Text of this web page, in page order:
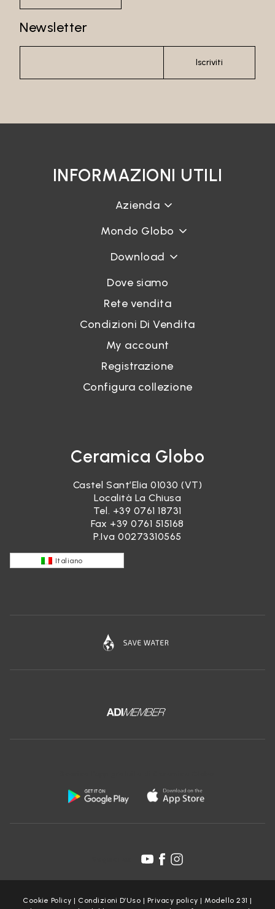
Newsletter
Iscriviti
INFORMAZIONI UTILI
Azienda
Mondo Globo
Download
Dove siamo
Rete vendita
Condizioni Di Vendita
My account
Registrazione
Configura collezione
Ceramica Globo
Castel Sant’Elia 01030 (VT)
Località La Chiusa
Tel. +39 0761 18731
Fax +39 0761 515168
P.Iva 00273310565
Italiano
Cookie Policy | Condizioni D’Uso | Privacy policy |Modello 231 |